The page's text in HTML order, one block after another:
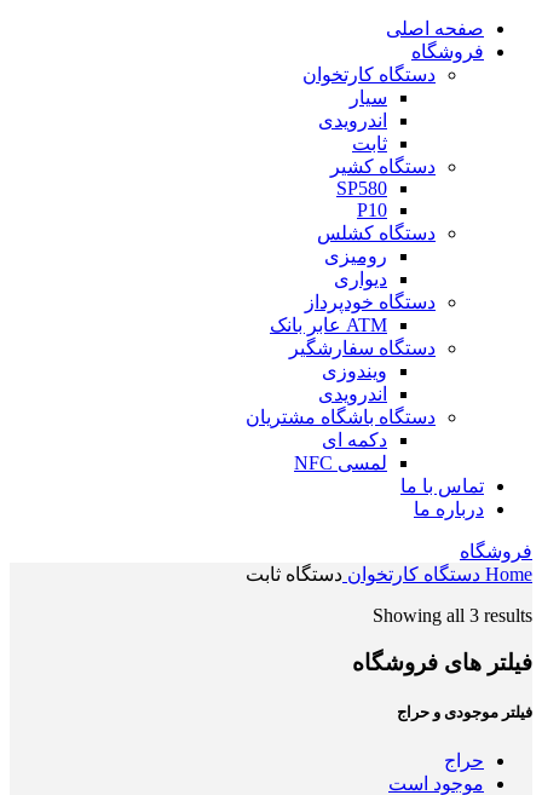
صفحه اصلی
فروشگاه
دستگاه کارتخوان
سیار
اندرویدی
ثابت
دستگاه کشیر
SP580
P10
دستگاه کشلس
رومیزی
دیواری
دستگاه خودپرداز
ATM عابر بانک
دستگاه سفارشگیر
ویندوزی
اندرویدی
دستگاه باشگاه مشتریان
دکمه ای
لمسی NFC
تماس با ما
درباره ما
فروشگاه
Home دستگاه کارتخوان دستگاه ثابت
Showing all 3 results
فیلتر های فروشگاه
فیلتر موجودی و حراج
حراج
موجود است